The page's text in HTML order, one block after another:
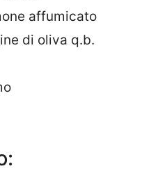
affumicato
di oliva q.b.